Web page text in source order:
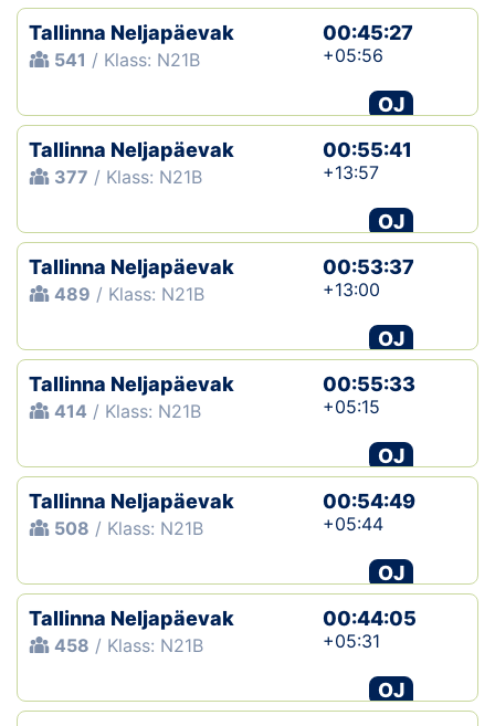
Tallinna Neljapäevak
541 / Klass: N21B
00:45:27
+05:56
OJ
Tallinna Neljapäevak
377 / Klass: N21B
00:55:41
+13:57
OJ
Tallinna Neljapäevak
489 / Klass: N21B
00:53:37
+13:00
OJ
Tallinna Neljapäevak
414 / Klass: N21B
00:55:33
+05:15
OJ
Tallinna Neljapäevak
508 / Klass: N21B
00:54:49
+05:44
OJ
Tallinna Neljapäevak
458 / Klass: N21B
00:44:05
+05:31
OJ